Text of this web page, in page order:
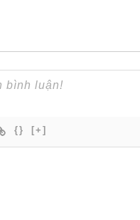
{} [+]